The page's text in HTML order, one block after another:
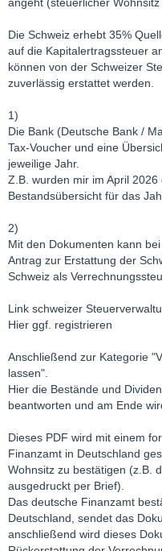
Abgeltungssteuer + Soli auf
5. S&P 500 ETF
15 % Quellensteuer auf
Abgeltungssteuer + Soli auf
6. S&P 500 ETF
Abgeltungssteuer + Soli auf
0 % Quellensteuer auf
effektive Steuerlast
Mit ETFs lassen sich vor
Teilfreistellung erhält man
kümmern muss, weil das
Sonderfällen abgesehen ist
PS: Nur meine laienhafte
Anspruch auf Richtigkeit.
Die Schweiz erhebt 35%
auf die Kapitalertragssteuer
können von der Schweizer
zuverlässig erstattet werden.
1)
Die Bank (Deutsche Bank /
Tax-Voucher und eine
jeweilige Jahr.
Z.B. wurden mir im April
Bestandsübersicht für das
2)
Mit den Dokumenten kann
Antrag zur Erstattung der
Schweiz als
Link schweizer
Hier ggf. registrieren
Anschließend zur Kategorie
lassen".
Hier die Bestände und
beantworten und am Ende
Dieses PDF wird mit einem
Finanzamt in Deutschland
Wohnsitz zu bestätigen (z.B.
ausgedruckt per Brief).
Das deutsche Finanzamt
Deutschland, sendet das
anschließend wird dieses